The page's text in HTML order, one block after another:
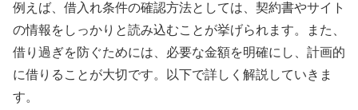
例えば、借入れ条件の確認方法としては、契約書やサイト
の情報をしっかりと読み込むことが挙げられます。また、
借り過ぎを防ぐためには、必要な金額を明確にし、計画的
に借りることが大切です。以下で詳しく解説していきま
す。